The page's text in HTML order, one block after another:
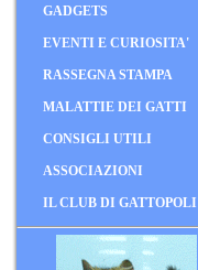
GADGETS
EVENTI E CURIOSITA'
RASSEGNA STAMPA
MALATTIE DEI GATTI
CONSIGLI UTILI
ASSOCIAZIONI
IL CLUB DI GATTOPOLI